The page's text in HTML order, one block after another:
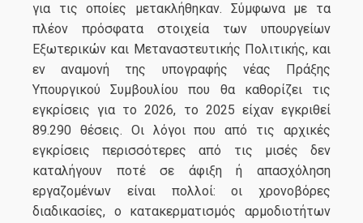
για τις οποίες μετακλήθηκαν. Σύμφωνα με τα
πλέον πρόσφατα στοιχεία των υπουργείων
Εξωτερικών και Μεταναστευτικής Πολιτικής, και
εν αναμονή της υπογραφής νέας Πράξης
Υπουργικού Συμβουλίου που θα καθορίζει τις
εγκρίσεις για το 2026, το 2025 είχαν εγκριθεί
89.290 θέσεις. Οι λόγοι που από τις αρχικές
εγκρίσεις περισσότερες από τις μισές δεν
καταλήγουν ποτέ σε άφιξη ή απασχόληση
εργαζομένων είναι πολλοί: οι χρονοβόρες
διαδικασίες, ο κατακερματισμός αρμοδιοτήτων